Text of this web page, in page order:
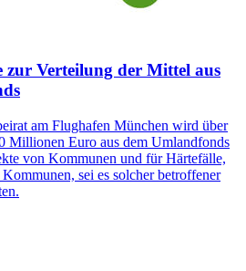
zur Verteilung der Mittel aus
am Flughafen München wird über
Millionen Euro aus dem Umlandfonds
von Kommunen und für Härtefälle,
sei es solcher betroffener